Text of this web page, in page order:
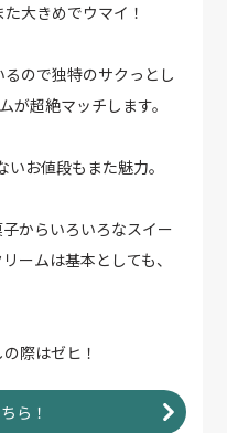
大きめでウマイ！
ので独特のサクっとし
が超絶マッチします。
お値段もまた魅力。
からいろいろなスイー
ームは基本としても、
際はゼヒ！
ら！